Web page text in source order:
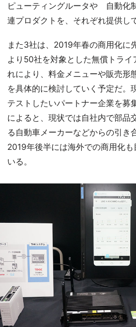
ピューティングルータや゙自動化
連プロダクトを、それぞれ提供し
また3社は、2019年春の商用化に
より50社を対象とした無償トライ
れにより、料金メニューや販売形
を具体的に検討していく予定だ。
テストしたいパートナー企業を募
によると、現状では自社内で部品
る自動車メーカーなどからの引き
2019年後半には海外での商用化
いる。